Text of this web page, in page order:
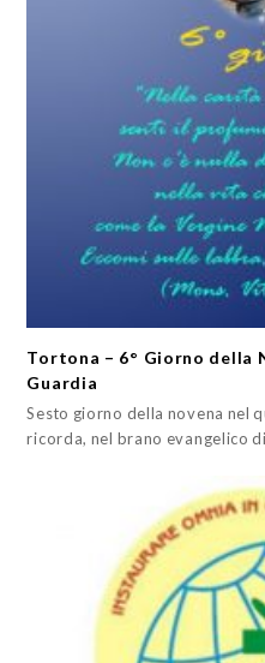
Tortona – 6° Giorno della
Guardia
Sesto giorno della novena nel
ricorda, nel brano evangelico